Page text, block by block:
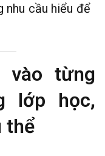
nhu cầu hiểu để
vào từng
lớp học,
thể